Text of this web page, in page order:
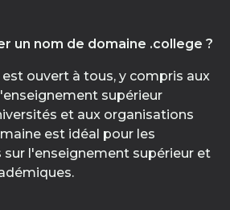
un nom de domaine .college ?
ouvert à tous, y compris aux
supérieur
et aux organisations
est idéal pour les
l'enseignement supérieur et